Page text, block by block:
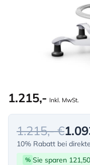
1.215,- Inkl. MwSt.
1.215,- €
10% Rabatt bei
% Sie sparen